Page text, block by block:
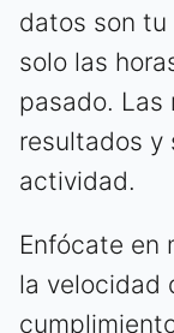
datos son tu
solo las
pasado. Las
resultados y
actividad.
Enfócate en
la velocidad